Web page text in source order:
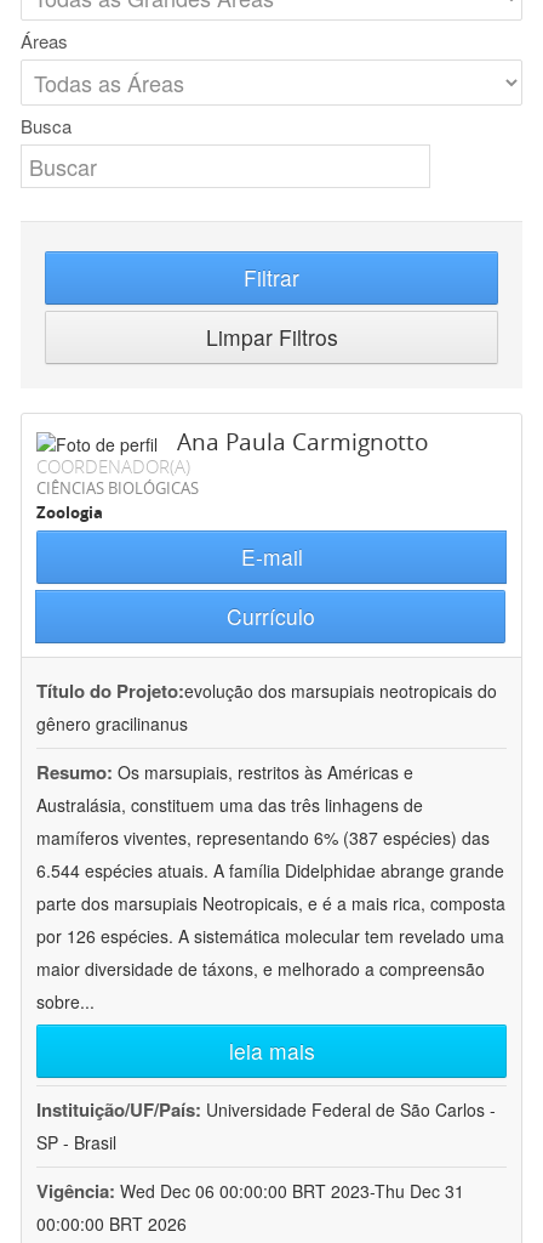
Áreas
Busca
Filtrar
Limpar Filtros
Ana Paula Carmignotto
COORDENADOR(A)
CIÊNCIAS BIOLÓGICAS
Zoologia
E-mail
Currículo
Título do Projeto:evolução dos marsupiais neotropicais do
gênero gracilinanus
Resumo: Os marsupiais, restritos às Américas e
Australásia, constituem uma das três linhagens de
mamíferos viventes, representando 6% (387 espécies) das
6.544 espécies atuais. A família Didelphidae abrange grande
parte dos marsupiais Neotropicais, e é a mais rica, composta
por 126 espécies. A sistemática molecular tem revelado uma
maior diversidade de táxons, e melhorado a compreensão
sobre...
leia mais
Instituição/UF/País: Universidade Federal de São Carlos -
SP - Brasil
Vigência: Wed Dec 06 00:00:00 BRT 2023-Thu Dec 31
00:00:00 BRT 2026